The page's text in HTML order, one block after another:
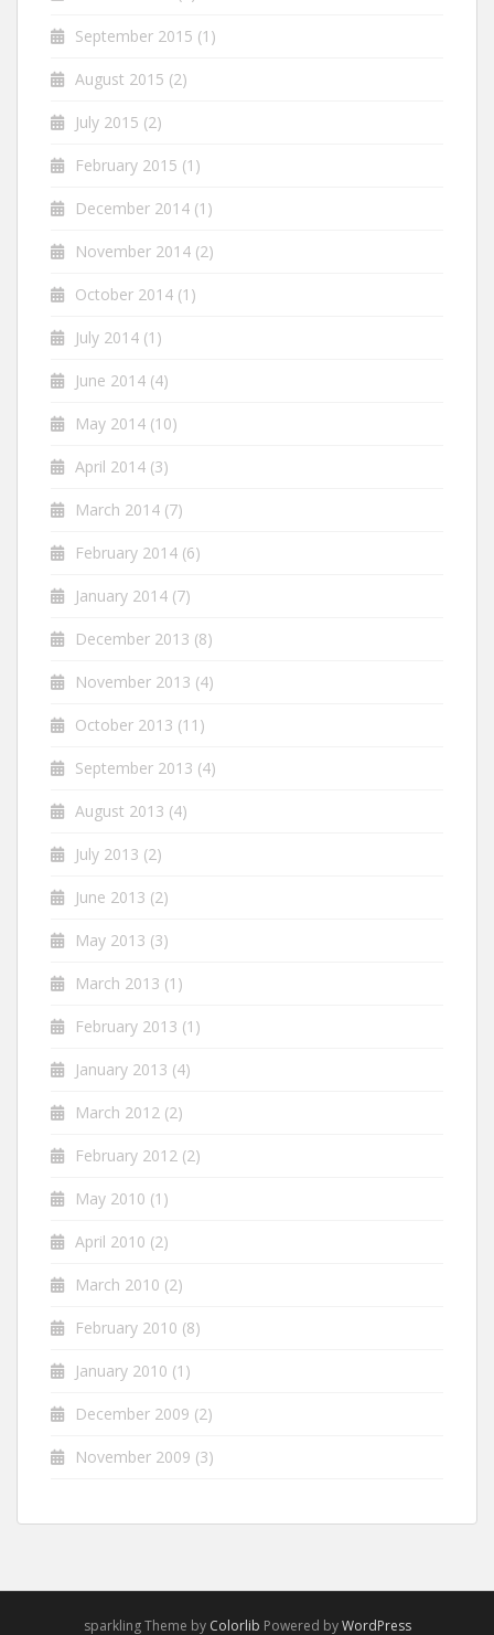
September 2015 (1)
August 2015 (2)
July 2015 (2)
February 2015 (1)
December 2014 (1)
November 2014 (2)
October 2014 (1)
July 2014 (1)
June 2014 (4)
May 2014 (10)
April 2014 (3)
March 2014 (7)
February 2014 (6)
January 2014 (7)
December 2013 (8)
November 2013 (4)
October 2013 (11)
September 2013 (4)
August 2013 (4)
July 2013 (2)
June 2013 (2)
May 2013 (3)
March 2013 (1)
February 2013 (1)
January 2013 (4)
March 2012 (2)
February 2012 (2)
May 2010 (1)
April 2010 (2)
March 2010 (2)
February 2010 (8)
January 2010 (1)
December 2009 (2)
November 2009 (3)
sparkling Theme by Colorlib Powered byWordPress